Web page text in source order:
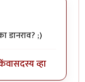
डानराव? ;)
सदस्य व्हा